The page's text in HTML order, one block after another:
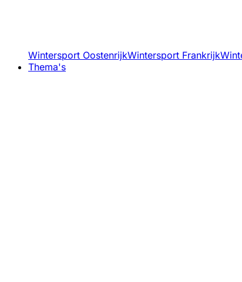
Wintersport OostenrijkWintersport Frankrijk
Thema's